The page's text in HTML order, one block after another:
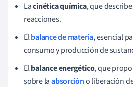
Lacinética química, que
reacciones.
Elbalance de materia, esencial
consumo y producción de
Elbalance energético, que
sobre laabsorcióno liberación